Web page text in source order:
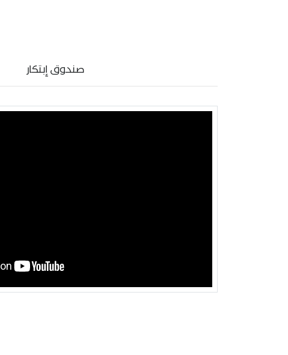
صندوق إبتكار